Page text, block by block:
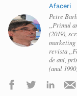
Afaceri
Petre
„Primul
(2019),
revista
de ani,
(anul